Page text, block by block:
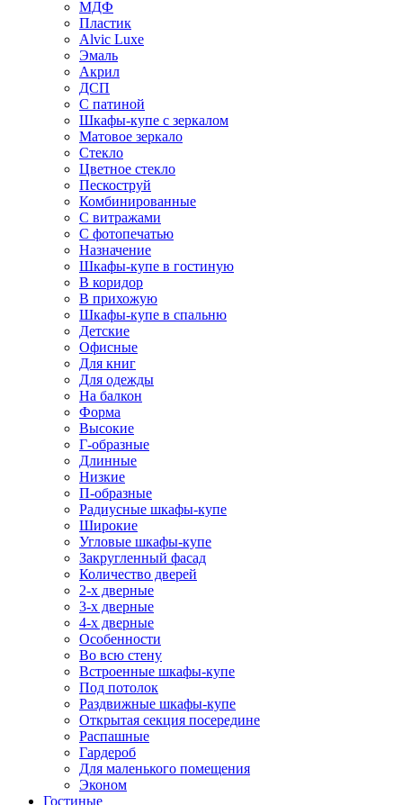
МДФ
Пластик
Alvic Luxe
Эмаль
Акрил
ДСП
С патиной
Шкафы-купе с зеркалом
Матовое зеркало
Стекло
Цветное стекло
Пескоструй
Комбинированные
С витражами
С фотопечатью
Назначение
Шкафы-купе в гостиную
В коридор
В прихожую
Шкафы-купе в спальню
Детские
Офисные
Для книг
Для одежды
На балкон
Форма
Высокие
Г-образные
Длинные
Низкие
П-образные
Радиусные шкафы-купе
Широкие
Угловые шкафы-купе
Закругленный фасад
Количество дверей
2-х дверные
3-х дверные
4-х дверные
Особенности
Во всю стену
Встроенные шкафы-купе
Под потолок
Раздвижные шкафы-купе
Открытая секция посередине
Распашные
Гардероб
Для маленького помещения
Эконом
Гостиные